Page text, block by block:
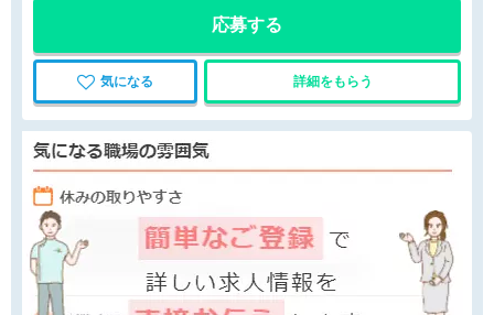
応募する
気になる 詳細をもらう